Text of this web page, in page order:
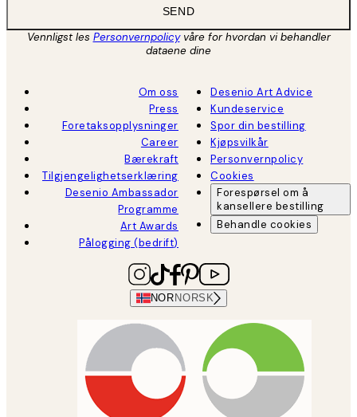
SEND
Vennligst les Personvernpolicyvåre for hvordan vi behandler
dataene dine
Om oss
Press
Foretaksopplysninger
Career
Bærekraft
Tilgjengelighetserklæring
Desenio Ambassador
Programme
Art Awards
Pålogging (bedrift)
Desenio Art Advice
Kundeservice
Spor din bestilling
Kjøpsvilkår
Personvernpolicy
Cookies
Forespørsel om å
kansellere bestilling
Behandle cookies
NOR NORSK